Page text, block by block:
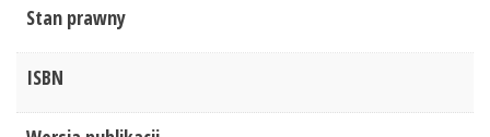
Stan prawny
ISBN